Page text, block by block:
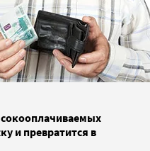
и превратится в